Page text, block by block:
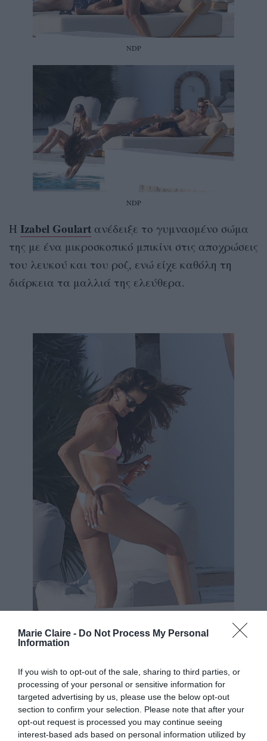
Marie Claire - Do Not Process My Personal
Information
If you wish to opt-out of the sale, sharing to third parties, or
processing of your personal or sensitive information for
targeted advertising by us, please use the below opt-out
section to confirm your selection. Please note that after your
opt-out request is processed you may continue seeing
interest-based ads based on personal information utilized by
NDP
NDP
Η Izabel Goulart ανέδειξε το γυμνασμένο σώμα
της με ένα μικροσκοπικό μπικίνι στις αποχρώσεις
του λευκού και του ροζ, ενώ είχε καθόλη τη
διάρκεια τα μαλλιά της ελεύθερα.